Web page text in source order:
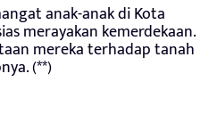
anak-anak di Kota
merayakan kemerdekaan.
mereka terhadap tanah
(**)